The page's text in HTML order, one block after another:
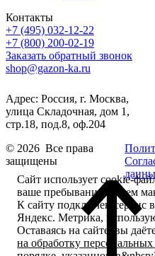
Контакты
+7 (495) 032-12-22
+7 (800) 200-02-19
Заказать обратный звонок
shop@gazon-ka.ru
Адрес: Россия, г. Москва,
улица Складочная, дом 1,
стр.18, под.8, оф.204
© 2026 Все права
защищены
Сайт использует cookie-
ваше пребывание на нем
К cайту подключен сервис
Яндекс. Метрика,
Оставаясь на сайте, вы
на обработку